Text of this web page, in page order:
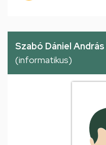
Szabó Dániel András
(informatikus)